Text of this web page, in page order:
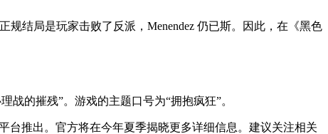
结局是玩家击败了反派，Menendez 仍已斯。因此，在《黑色
的摧残”。游戏的主题口号为“拥抱疯狂”。
平台推出。官方将在今年夏季揭晓更多详细信息。建议关注相关